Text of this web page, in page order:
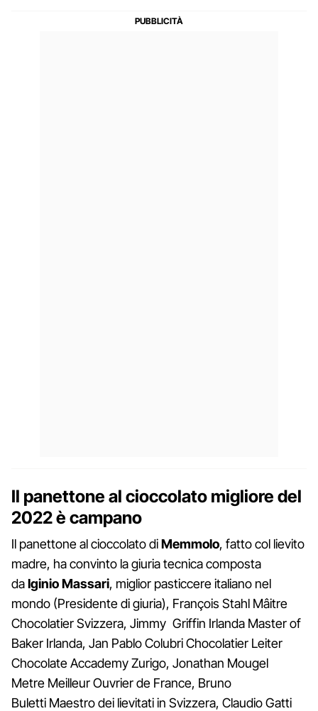
Il panettone al cioccolato migliore del
2022 è campano
Il panettone al cioccolato diMemmolo, fatto col lievito
madre, ha convinto la giuria tecnica composta
daIginio Massari, miglior pasticcere italiano nel
mondo (Presidente di giuria), François Stahl Mâitre
Chocolatier Svizzera, Jimmy Griffin Irlanda Master of
Baker Irlanda, Jan Pablo Colubri Chocolatier Leiter
Chocolate Accademy Zurigo, Jonathan Mougel
Metre Meilleur Ouvrier de France, Bruno
Buletti Maestro dei lievitati in Svizzera, Claudio Gatti